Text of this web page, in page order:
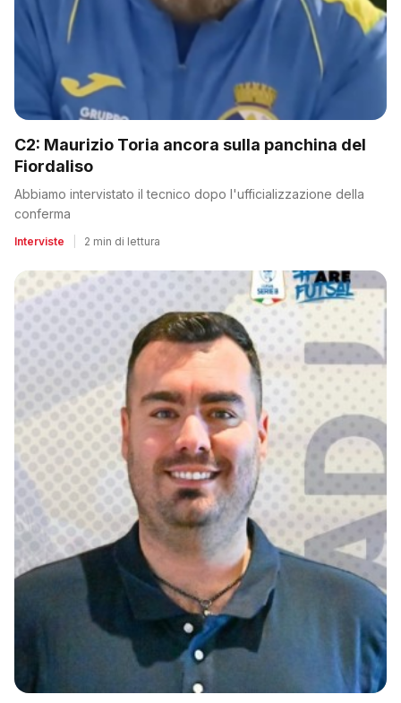
C2: Maurizio Toria ancora sulla panchina del
Fiordaliso
Abbiamo intervistato il tecnico dopo l'ufficializzazione della
conferma
Interviste 2 min di lettura